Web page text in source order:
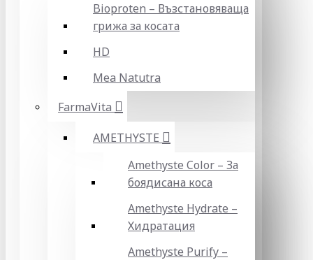
Bioproten – Възстановяваща
грижа за косата
HD
Mea Natutra
FarmaVita
AMETHYSTE
Amethyste Color – За
боядисана коса
Amethyste Hydrate –
Хидратация
Amethyste Purify –